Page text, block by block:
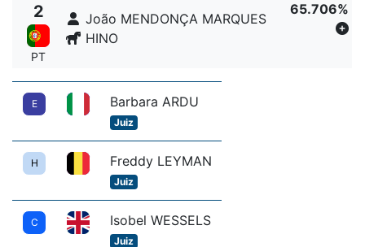
2
PT
João MENDONÇA MARQUES
HINO
65.706%
E Barbara ARDU
Juiz
H Freddy LEYMAN
Juiz
C Isobel WESSELS
Juiz